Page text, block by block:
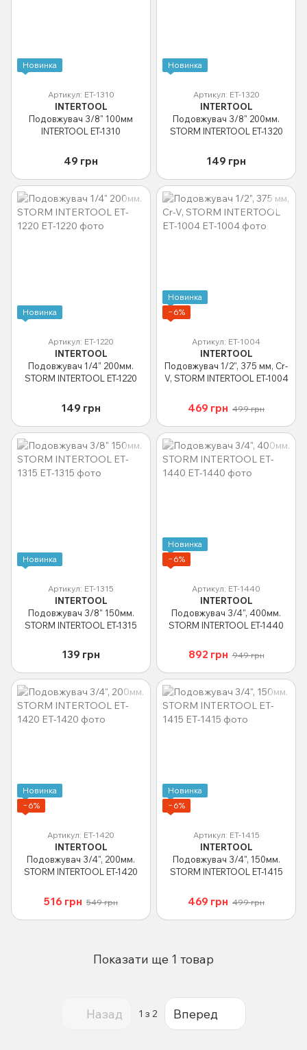
Новинка
Артикул: ET-1310
INTERTOOL
Подовжувач 3/8" 100мм
INTERTOOL ET-1310
49 грн
Новинка
Артикул: ET-1320
INTERTOOL
Подовжувач 3/8" 200мм.
STORM INTERTOOL ET-1320
149 грн
Новинка
Артикул: ET-1220
INTERTOOL
Подовжувач 1/4" 200мм.
STORM INTERTOOL ET-1220
149 грн
Новинка
−6%
Артикул: ET-1004
INTERTOOL
Подовжувач 1/2", 375 мм, Cr-
V, STORM INTERTOOL ET-1004
469 грн 499 грн
Новинка
Артикул: ET-1315
INTERTOOL
Подовжувач 3/8" 150мм.
STORM INTERTOOL ET-1315
139 грн
Новинка
−6%
Артикул: ET-1440
INTERTOOL
Подовжувач 3/4", 400мм.
STORM INTERTOOL ET-1440
892 грн 949 грн
Новинка
−6%
Артикул: ET-1420
INTERTOOL
Подовжувач 3/4", 200мм.
STORM INTERTOOL ET-1420
516 грн 549 грн
Новинка
−6%
Артикул: ET-1415
INTERTOOL
Подовжувач 3/4", 150мм.
STORM INTERTOOL ET-1415
469 грн 499 грн
Показати ще 1 товар
Назад 1 з 2 Вперед